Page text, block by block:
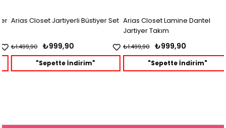
Arias Closet Jartiyerli Büstiyer Set
₺999,90
₺1.499,90
"Sepette İndirim"
Arias Closet Lamine Dantel
Jartiyer Takım
₺999,90
₺1.499,90
"Sepette İndirim"